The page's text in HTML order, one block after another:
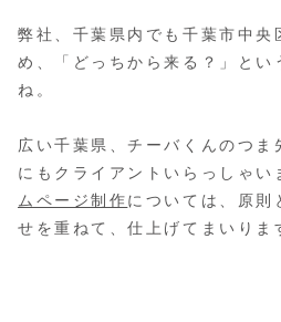
弊社、千葉県内でも千葉市中央
め、「どっちから来る？」とい
ね。
広い千葉県、チーバくんのつま
にもクライアントいらっしゃい
ムページ制作については、原則
せを重ねて、仕上げてまいりま